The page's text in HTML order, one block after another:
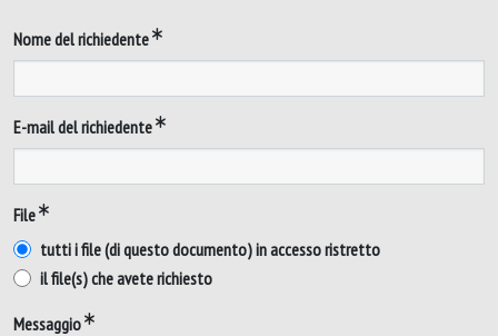
Nome del richiedente
E-mail del richiedente
File
tutti i file (di questo documento) in accesso ristretto
il file(s) che avete richiesto
Messaggio